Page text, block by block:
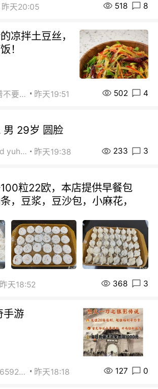
昨天20:05 518 8
凉拌土豆丝，
！
不靠谱不要联系 昨天19:51 502 4
男 29岁 圆脸
elabed yuhua 昨天19:38 233 3
粒22欧，本店提供早餐包
，豆浆，豆沙包，小麻花，
昨天18:52 368 3
手游
街友26592800 昨天18:18 127 0